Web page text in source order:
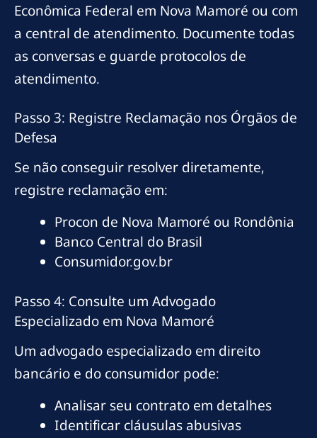
Econômica Federal em Nova Mamoré ou com
a central de atendimento. Documente todas
as conversas e guarde protocolos de
atendimento.
Passo 3: Registre Reclamação nos Órgãos de
Defesa
Se não conseguir resolver diretamente,
registre reclamação em:
Procon de Nova Mamoré ou Rondônia
Banco Central do Brasil
Consumidor.gov.br
Passo 4: Consulte um Advogado
Especializado em Nova Mamoré
Um advogado especializado em direito
bancário e do consumidor pode:
Analisar seu contrato em detalhes
Identificar cláusulas abusivas